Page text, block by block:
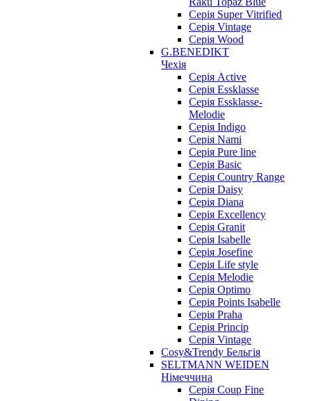
Серія Super Vitrified
Серія Vintage
Серія Wood
G.BENEDIKT
Чехія
Cерія Active
Cерія Essklasse
Cерія Essklasse-
Melodie
Cерія Indigo
Cерія Nami
Cерія Pure line
Серія Basic
Серія Country Range
Серія Daisy
Серія Diana
Серія Excellency
Серія Granit
Серія Isabelle
Серія Josefine
Серія Life style
Серія Melodie
Серія Optimo
Серія Points Isabelle
Серія Praha
Серія Princip
Серія Vintage
Cosy&Trendy Бельгія
SELTMANN WEIDEN
Німеччина
Cерія Coup Fine